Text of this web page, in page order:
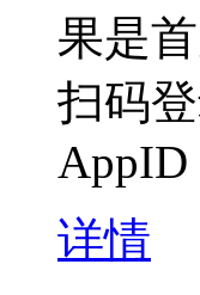
果是
扫码
AppID
详情